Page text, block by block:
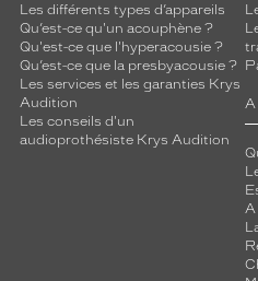
Les différents types d’appareils
Qu’est-ce qu'un acouphène ?
Qu'est-ce que l'hyperacousie ?
Qu’est-ce que la presbyacousie ?
Les services et les garanties Krys
Audition
Les conseils d'un
audioprothésiste Krys Audition
A
A